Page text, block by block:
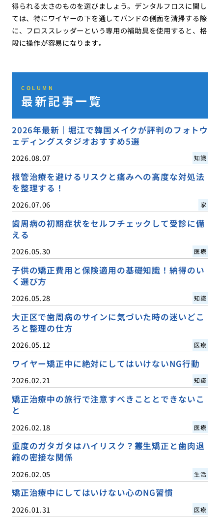
得られる太さのものを選びましょう。デンタルフロスに関し
ては、特にワイヤーの下を通してバンドの側面を清掃する際
に、フロススレッダーという専用の補助具を使用すると、格
段に操作が容易になります。
COLUMN
最新記事一覧
2026年最新｜堀江で韓国メイクが評判のフォトウ
ェディングスタジオおすすめ5選
2026.08.07 知識
根管治療を避けるリスクと痛みへの高度な対処法
を整理する！
2026.07.06 家
歯周病の初期症状をセルフチェックして受診に備
える
2026.05.30 医療
子供の矯正費用と保険適用の基礎知識！納得のい
く選び方
2026.05.28 知識
大正区で歯周病のサインに気づいた時の迷いどこ
ろと整理の仕方
2026.05.12 医療
ワイヤー矯正中に絶対にしてはいけないNG行動
2026.02.21 知識
矯正治療中の旅行で注意すべきこととできないこ
と
2026.02.18 医療
重度のガタガタはハイリスク？叢生矯正と歯肉退
縮の密接な関係
2026.02.05 生活
矯正治療中にしてはいけない心のNG習慣
2026.01.31 医療